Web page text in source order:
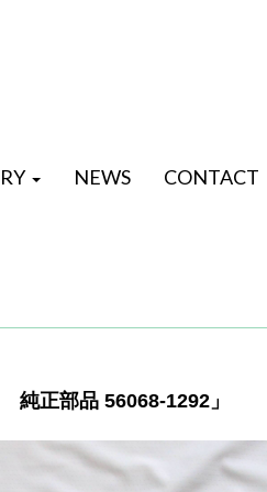
NEWS CONTACT
正部品 56068-1292」